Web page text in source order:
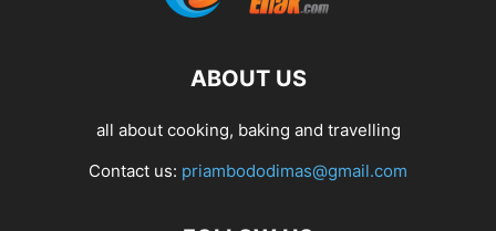
ABOUT US
all about cooking, baking and travelling
Contact us: priambododimas@gmail.com